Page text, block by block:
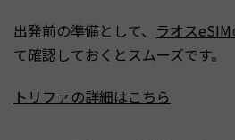
出発前の準備として、 ラオス
て確認しておくとスムーズです。
トリファの詳細はこちら